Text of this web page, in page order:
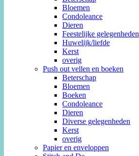
Bloemen
Condoleance
Dieren
Feestelijke gelegenheden
Huwelijk/liefde
Kerst
overig
Push out vellen en boeken
Beterschap
Bloemen
Boeken
Condoleance
Dieren
Diverse gelegenheden
Kerst
overig
Papier en enveloppen